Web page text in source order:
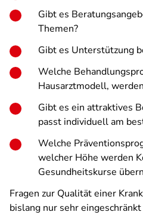
Gibt es
Themen?
Gibt es Unterstützung
Welche
Hausarztmodell,
Gibt es ein attraktives
passt individuell am
Welche
welcher Höhe werden
Gesundheitskurse
Fragen zur Qualität einer
bislang nur sehr